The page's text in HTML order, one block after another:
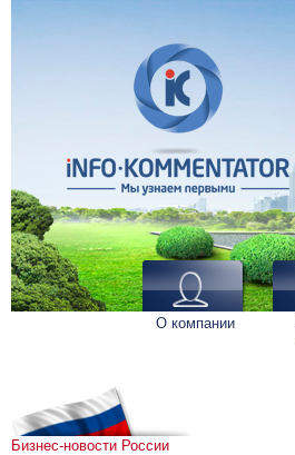
О компании
Бизнес-новости России